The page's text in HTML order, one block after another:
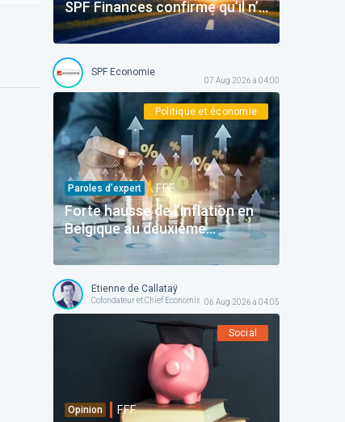
SPF Finances confirme qu’il n’y
aura pas d’amendes
SPF Economie
07 Aug 2026 à 04:00
Politique et économie
Paroles d’expert F.F.F.
Forte hausse de l’inflation en
Belgique au deuxième
trimestre
Etienne de Callataÿ
Cofondateur et Chief Economist @ Orcadia Asset Management
06 Aug 2026 à 04:05
Social
Opinion F.F.F.